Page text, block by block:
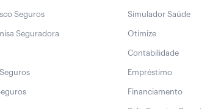
Seguros
Seguradora
Simulador Saúde
Otimize
Contabilidade
Empréstimo
Financiamento